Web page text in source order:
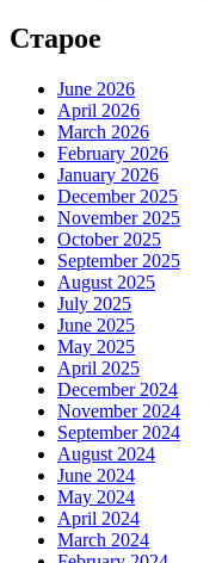
Старое
June 2026
April 2026
March 2026
February 2026
January 2026
December 2025
November 2025
October 2025
September 2025
August 2025
July 2025
June 2025
May 2025
April 2025
December 2024
November 2024
September 2024
August 2024
June 2024
May 2024
April 2024
March 2024